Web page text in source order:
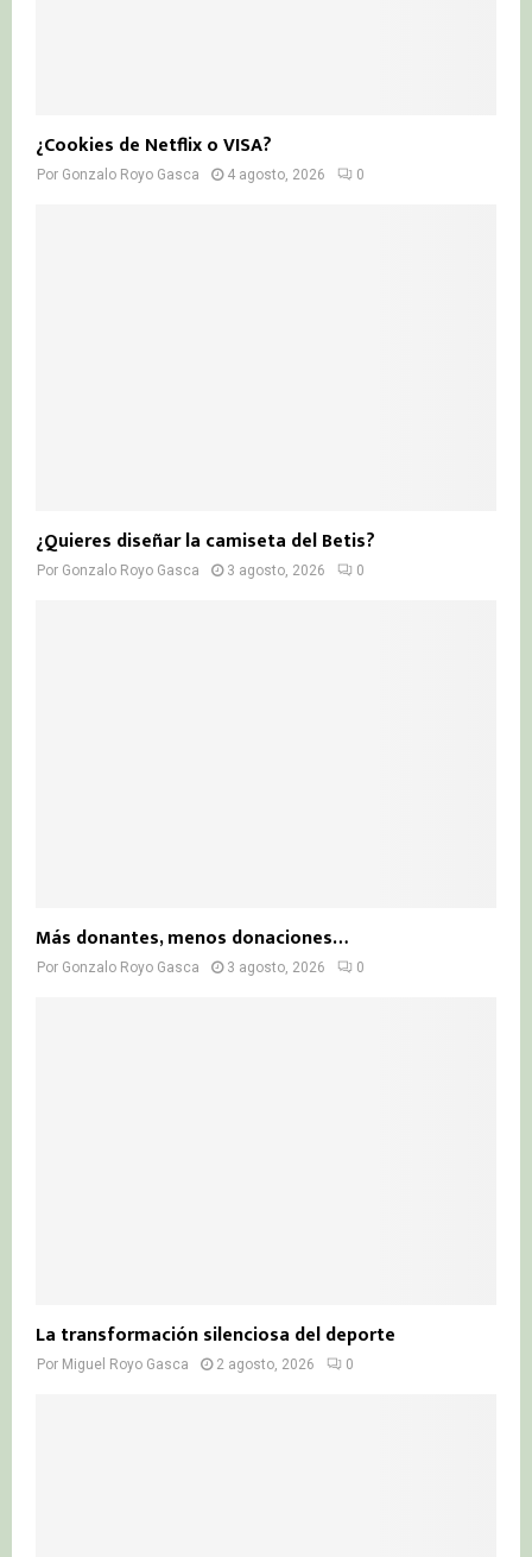
¿Cookies de Netflix o VISA?
Por Gonzalo Royo Gasca 4 agosto, 2026 0
¿Quieres diseñar la camiseta del Betis?
Por Gonzalo Royo Gasca 3 agosto, 2026 0
Más donantes, menos donaciones…
Por Gonzalo Royo Gasca 3 agosto, 2026 0
La transformación silenciosa del deporte
Por Miguel Royo Gasca 2 agosto, 2026 0